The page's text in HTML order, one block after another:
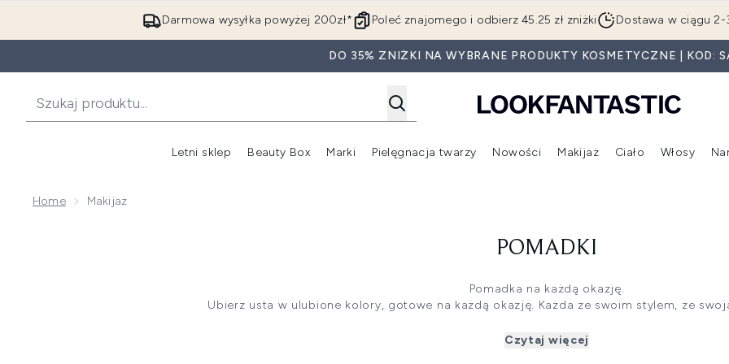
Przejdź do głównej treści
Darmowa wysyłka powyżej 200zł* Poleć znajomego i odbierz 45.25 zł zniżki Dostawa w ciągu
DO 35% ZNIŻKI NA WYBRANE PRODUKTY KOSMETYCZNE | KOD:
Letni sklep Beauty Box
Wejdź do podmenu (Beauty Box)
Marki
Wejdź do podmenu (Marki)
Pielęgnacja twarzy
Wejdź do podmenu (Pielęgnacja twarzy)
Nowości
Wejdź do podmenu (Nowości)
Makijaż Ciało Włosy
Home Makijaż
POMADKI
Pomadka na każdą okazję.
Ubierz usta w ulubione kolory, gotowe na każdą okazję. Każda ze swoim stylem, ze
się na to, by przez cały czas olśniewać.
lub jeśli
Czytaj więcej